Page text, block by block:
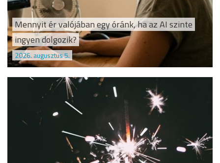
Mennyit ér valójában egy óránk, ha az AI szinte
ingyen dolgozik?
2026. augusztus 5.